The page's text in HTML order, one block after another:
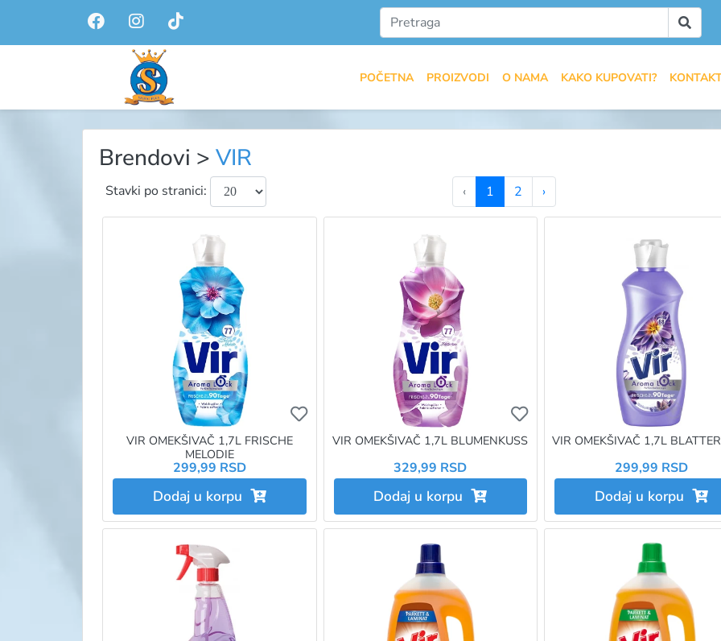
POČETNA PROIZVODI O NAMA KAKO KUPOVATI?
Brendovi > VIR
Stavki po stranici: ‹ 1 2 ›
Ukoliko želite da dodate proizvod u omiljene morate da budete
VIR OMEKŠIVAČ 1,7L FRISCHE
MELODIE
299,99 RSD
Dodaj u korpu
Ukoliko želite da dodate
VIR OMEKŠIVAČ 1,7L BLUMENKUSS
329,99 RSD
Dodaj u korpu
VIR OMEKŠIVAČ 1,7L
299,99 RSD
Dodaj u korpu